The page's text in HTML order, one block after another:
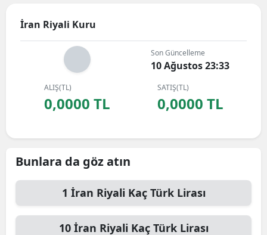
İran Riyali Kuru
Son Güncelleme
10 Ağustos 23:33
ALIŞ(TL)
0,0000 TL
SATIŞ(TL)
0,0000 TL
Bunlara da göz atın
1 İran Riyali Kaç Türk Lirası
10 İran Riyali Kaç Türk Lirası